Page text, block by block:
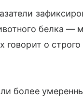
белка —
о
более